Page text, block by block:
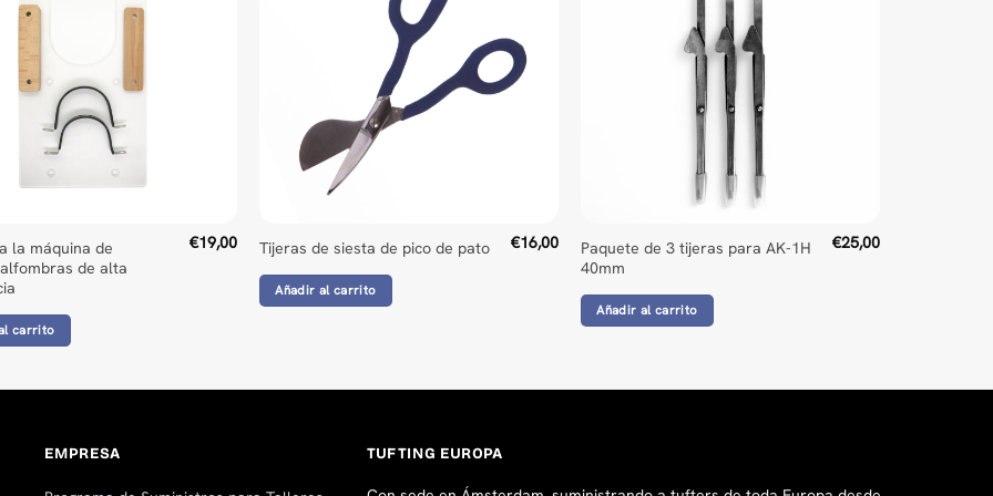
Universal Time)
Universal Time)
)
Universal Time)
Universal Time)
la máquina de
de alta
€19,00
carrito
Tijeras de siesta de pico de pato €16,00
Añadir al carrito
Paquete de 3 tijeras para AK-1H
40mm
€25,00
Añadir al carrito
EMPRESA TUFTING EUROPA